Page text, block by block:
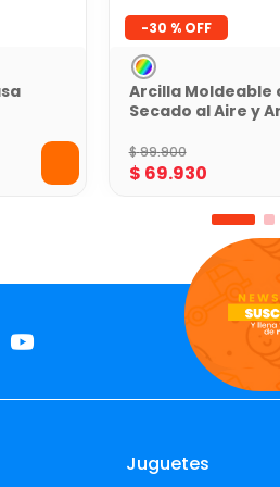
-30 %
Arcilla Moldeable
Secado al Aire y
$99.900
$ 69.930
Juguetes